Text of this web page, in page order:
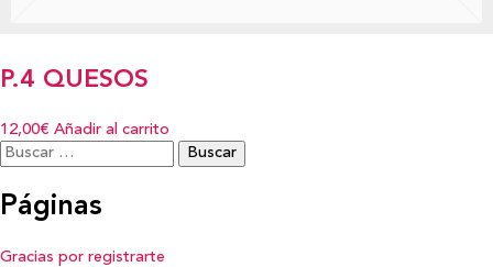
P.4 QUESOS
12,00€ Añadir al carrito
Buscar:
Páginas
Gracias por registrarte